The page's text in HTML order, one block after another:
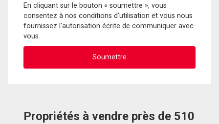
En cliquant sur le bouton « soumettre », vous
consentez à nos conditions d'utilisation et vous nous
fournissez l'autorisation écrite de communiquer avec
vous.
Propriétés à vendre près de 510